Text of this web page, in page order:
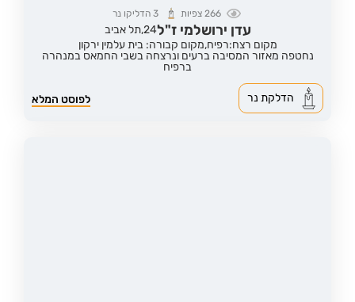
266 צפיות 3הדליקו נר
עדן ירושלמי ז"ל24,תל אביב
מקום רצח:רפיח,מקום קבורה: בית עלמין ירקון
נחטפה מאזור המסיבה ברעים ונרצחה בשבי החמאס במנהרה
ברפיח
לפוסט המלא הדלקת נר